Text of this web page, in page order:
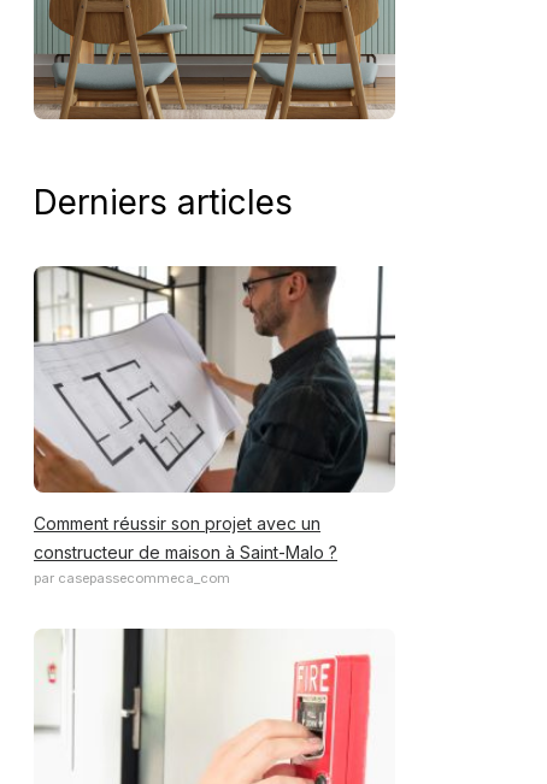
Derniers articles
Comment réussir son projet avec un
constructeur de maison à Saint-Malo ?
par casepassecommeca_com